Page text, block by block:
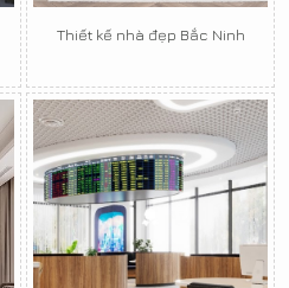
Thiết kế nhà đẹp Bắc Ninh